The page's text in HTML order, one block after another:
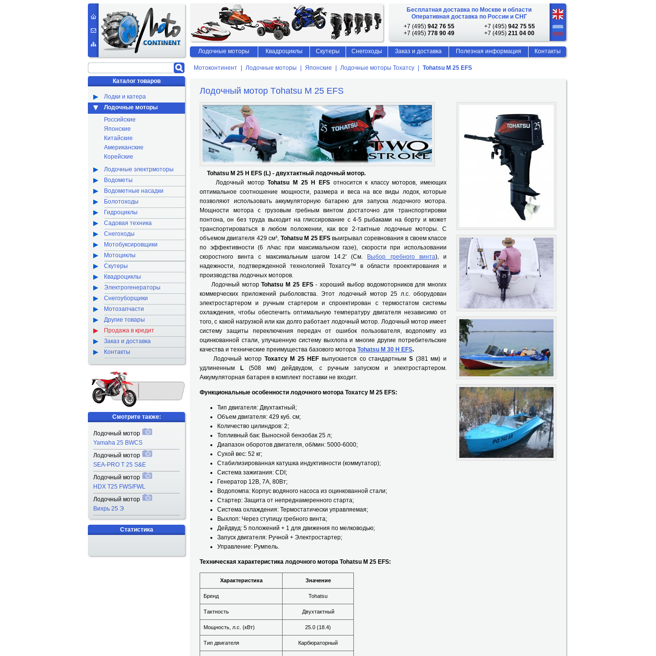
Мотоконтинент Лодочные моторы Японские Лодочные моторы Тохатсу Tohatsu M 25 EFS
Лодочный мотор Тohatsu M 25 EFS
Tohatsu M 25 H EFS (L) - двухтактный лодочный мотор.
Лодочный моторTohatsu M 25 H EFSотносится к классу моторов, имеющих
оптимальное соотношение мощности, размера и веса на все виды лодок, которые
позволяют использовать аккумуляторную батарею для запуска лодочного мотора.
Мощности мотора с грузовым гребным винтом достаточно для транспортировки
понтона, он без труда выходит на глиссирование с 4-5 рыбаками на борту и может
транспортироваться в любом положении, как все 2-тактные лодочные моторы. С
объемом двигателя 429 см³, Tohatsu M 25 EFSвыигрывал соревнования в своем классе
по эффективности (6 л/час при максимальном газе), скорости при использовании
скоростного винта с максимальным шагом 14.2' (См.
Выбор гребного винта), и
надежности, подтвержденной технологией Тохатсу™ в области проектирования и
производства лодочных моторов.
Лодочный моторTohatsu M 25 EFS- хороший выбор водомоторников для многих
коммерческих приложений рыболовства. Этот лодочный мотор 25 л.с. оборудован
электростартером и ручным стартером и спроектирован с термостатом системы
охлаждения, чтобы обеспечить оптимальную температуру двигателя независимо от
того, с какой нагрузкой или как долго работает лодочный мотор. Лодочный мотор имеет
систему защиты переключения передач от ошибок пользователя, водопомпу из
оцинкованной стали, улучшенную систему выхлопа и многие другие потребительские
качества и технические преимущества базового мотора Tohatsu M 30 H EFS.
Лодочный мотор Тохатсу M 25 HEF выпускается со стандартнымS (381 мм) и
удлиненным
L (508 мм) дейдвудом, с ручным запуском и электростартером.
Аккумуляторная батарея в комплект поставки не входит.
Функциональные особенности лодочного мотора Тохатсу M 25 EFS:
Тип двигателя: Двухтактный;
Объем двигателя: 429 куб. см;
Количество цилиндров: 2;
Топливный бак: Выносной бензобак 25 л;
Диапазон оборотов двигателя, об/мин: 5000-6000;
Сухой вес: 52 кг;
Стабилизированная катушка индуктивности (коммутатор);
Система зажигания: CDI;
Генератор 12В, 7А, 80Вт;
Водопомпа: Корпус водяного насоса из оцинкованной стали;
Стартер: Защита от непреднамеренного старта;
Cистема охлаждения: Термостатически управляемая;
Выхлоп: Через ступицу гребного винта;
Дейдвуд: 5 положений + 1 для движения по мелководью;
Запуск двигателя: Ручной + Электростартер;
Управление: Румпель.
Техническая характеристика лодочного мотора Tohatsu M 25 EFS:
Характеристика Значение
Бренд Tohatsu
Тактность Двухтактный
Мощность, л.с. (кВт) 25.0 (18.4)
Тип двигателя Карбюраторный
Каталог товаров
Лодки и катера
Лодочные моторы
Российские
Японские
Китайские
Американские
Корейские
Лодочные электрмоторы
Водометы
Водометные насадки
Болотоходы
Гидроциклы
Садовая техника
Снегоходы
Мотобуксировщики
Мотоциклы
Скутеры
Квадроциклы
Электрогенераторы
Снегоуборщики
Мотозапчасти
Другие товары
Продажа в кредит
Заказ и доставка
Контакты
Смотрите также:
Лодочный мотор
Yamaha 25 BWCS
Лодочный мотор
SEA-PRO T 25 S&E
Лодочный мотор
HDX T25 FWS/FWL
Лодочный мотор
Вихрь 25 Э
Статистика
Бесплатная доставка по Москве и области
Оперативная доставка по России и СНГ
+7 (495) 942 76 55 +7 (495) 942 75 55
+7 (495) 778 90 49 +7 (495) 211 04 00
Лодочные моторы Квадроциклы Скутеры Снегоходы Заказ и доставка Полезная информация Контакты